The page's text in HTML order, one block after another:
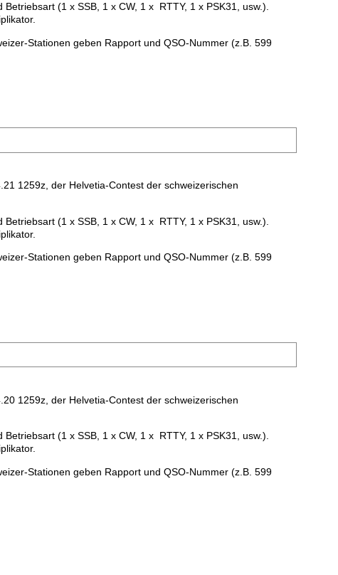
(1 x SSB, 1 x CW, 1 x RTTY, 1 x PSK31, usw.).
Stationen geben Rapport und QSO-Nummer (z.B. 599
1259z, der Helvetia-Contest der schweizerischen
(1 x SSB, 1 x CW, 1 x RTTY, 1 x PSK31, usw.).
Stationen geben Rapport und QSO-Nummer (z.B. 599
1259z, der Helvetia-Contest der schweizerischen
(1 x SSB, 1 x CW, 1 x RTTY, 1 x PSK31, usw.).
Stationen geben Rapport und QSO-Nummer (z.B. 599